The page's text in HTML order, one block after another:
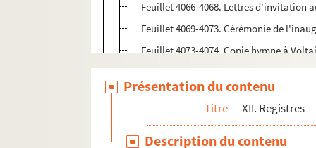
Feuillet 4066-4068. Lettres d'invitation
Feuillet 4069-4073. Cérémonie de
Feuillet 4073-4074. Copie hymne à
Feuillet 4074-4075. Copie d'une lettre
Feuillet 4075-4076. Copie de la lettre
Feuillet 4076-4077. Copie d'une lettre
Feuillet 4078. Département de Paris.
Présentation du contenu
Titre XII. Registres
Description du contenu